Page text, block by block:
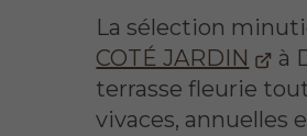
La sélection
COTÉ JARDIN
à
terrasse fleurie
vivaces, annuelles